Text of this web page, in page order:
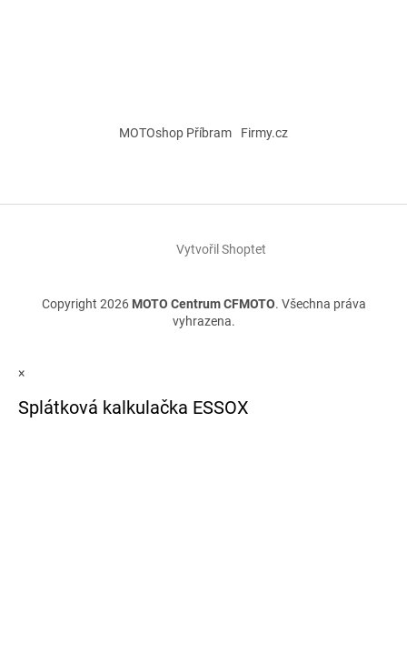
MOTOshop Příbram Firmy.cz
Vytvořil Shoptet
Copyright 2026 MOTO Centrum CFMOTO. Všechna práva
vyhrazena.
×
Splátková kalkulačka ESSOX